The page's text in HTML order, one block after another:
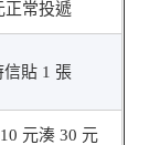
正常投遞
信貼 1 張
元湊 30 元